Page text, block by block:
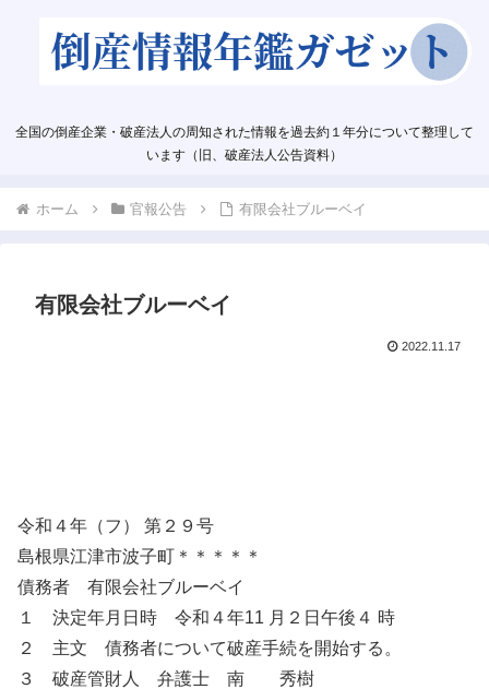
全国の倒産企業・破産法人の周知された情報を過去約１年分について整理して
います（旧、破産法人公告資料）
ホーム 官報公告 有限会社ブルーベイ
有限会社ブルーベイ
2022.11.17
令和４年（フ） 第２９号
島根県江津市波子町＊＊＊＊＊
債務者 有限会社ブルーベイ
１ 決定年月日時 令和４年11 月２日午後４ 時
２ 主文 債務者について破産手続を開始する。
３ 破産管財人 弁護士 南 秀樹